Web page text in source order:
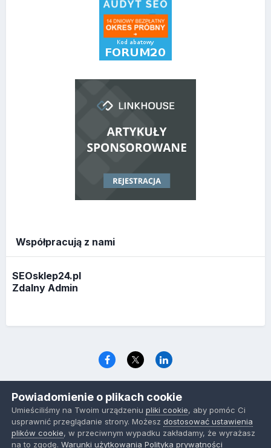
Współpracują z nami
SEOsklep24.pl
Zdalny Admin
www.optymalizacja.com
Powered by Invision Community
Powiadomienie o plikach cookie
Umieściliśmy na Twoim urządzeniupliki cookie, aby pomóc Ci
usprawnić przeglądanie strony. Możeszdostosować ustawienia
plików cookie, w przeciwnym wypadku zakładamy, że wyrażasz
na to zgodę.Warunki użytkowania Polityka prywatności